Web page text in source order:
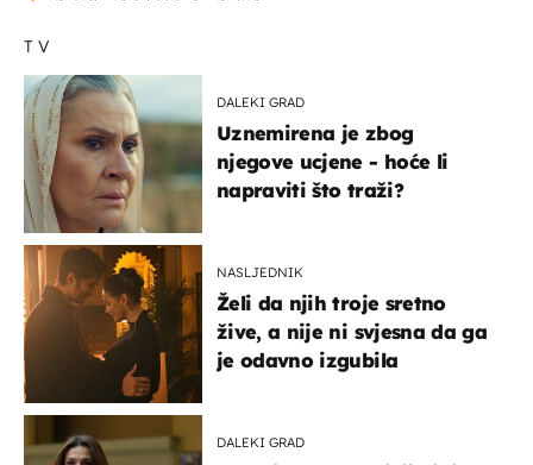
TV
DALEKI GRAD
Uznemirena je zbog
njegove ucjene - hoće li
napraviti što traži?
NASLJEDNIK
Želi da njih troje sretno
žive, a nije ni svjesna da ga
je odavno izgubila
DALEKI GRAD